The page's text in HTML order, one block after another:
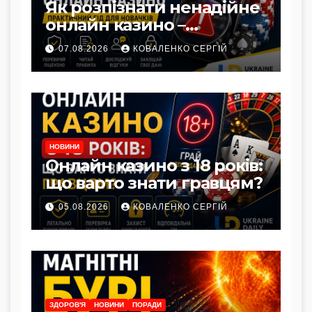
Як розпізнати ненадійне
онлайн казино –
практичний гід для
новачків
07.08.2026 КОВАЛЕНКО СЕРГІЙ
НОВИНИ
Онлайн казино з 18 років:
що варто знати гравцям?
05.08.2026 КОВАЛЕНКО СЕРГІЙ
ЗДОРОВ'Я НОВИНИ ПОРАДИ